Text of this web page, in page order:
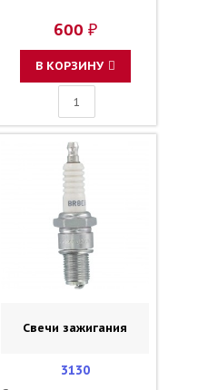
600 ₽
В КОРЗИНУ
Свечи зажигания
3130